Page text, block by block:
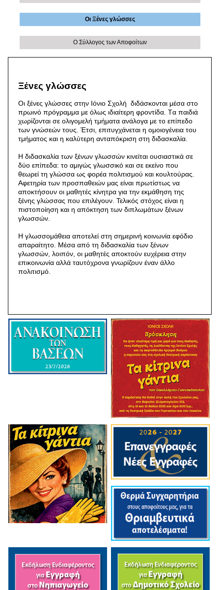
Οι Ξένες γλώσσες
Ο Σύλλογος των Αποφοίτων
Ξένες γλώσσες
Oι ξένες γλώσσες στην Ιόνιο Σχολή διδάσκονται μέσα στο
πρωινό πρόγραμμα με όλως ιδιαίτερη φροντίδα. Tα παιδιά
χωρίζονται σε ολιγομελή τμήματα ανάλογα με το επίπεδο
των γνώσεών τους. Έτσι, επιτυγχάνεται η ομοιογένεια του
τμήματος και η καλύτερη ανταπόκριση στη διδασκαλία.
Η διδασκαλία των ξένων γλωσσών κινείται ουσιαστικά σε
δύο επίπεδα: το αμιγώς γλωσσικό και σε εκείνο που
θεωρεί τη γλώσσα ως φορέα πολιτισμού και κουλτούρας.
Αφετηρία των προσπαθειών μας είναι πρωτίστως να
αποκτήσουν οι μαθητές κίνητρα για την εκμάθηση της
ξένης γλώσσας που επιλέγουν. Τελικός στόχος είναι η
πιστοποίηση και η απόκτηση των διπλωμάτων ξένων
γλωσσών.
Η γλωσσομάθεια αποτελεί στη σημερινή κοινωνία εφόδιο
απαραίτητο. Μέσα από τη διδασκαλία των ξένων
γλωσσών, λοιπόν, οι μαθητές αποκτούν ευχέρεια στην
επικοινωνία αλλά ταυτόχρονα γνωρίζουν έναν άλλο
πολιτισμό.